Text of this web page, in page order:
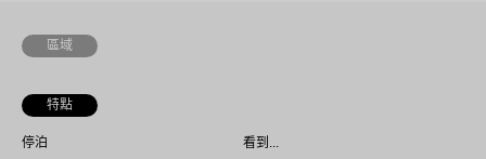
區域
特點
停泊
看到...